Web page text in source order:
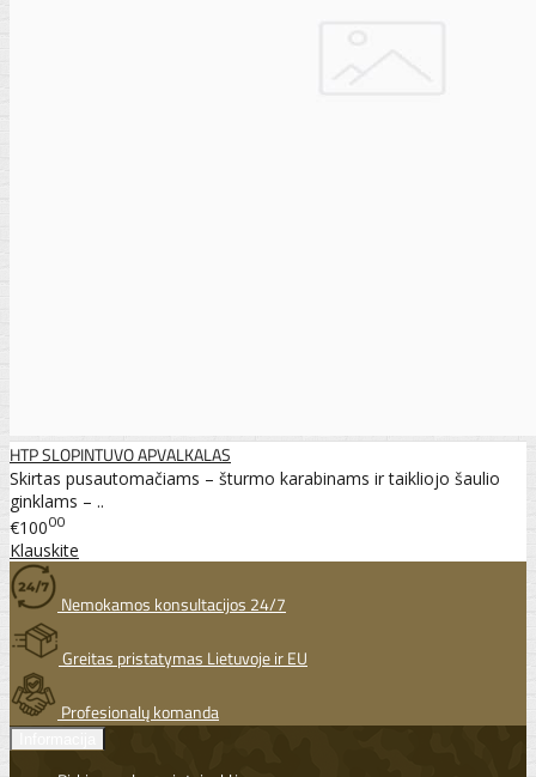
HTP SLOPINTUVO APVALKALAS
Skirtas pusautomačiams – šturmo karabinams ir taikliojo šaulio
ginklams – ..
€10000
Klauskite
Nemokamos konsultacijos 24/7
Greitas pristatymas Lietuvoje ir EU
Profesionalų komanda